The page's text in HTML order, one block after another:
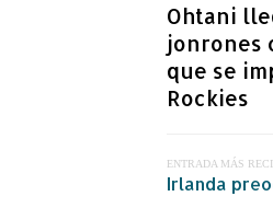
Ohtani
jonrones
que se
Rockies
ENTRADA MÁS
Irlanda